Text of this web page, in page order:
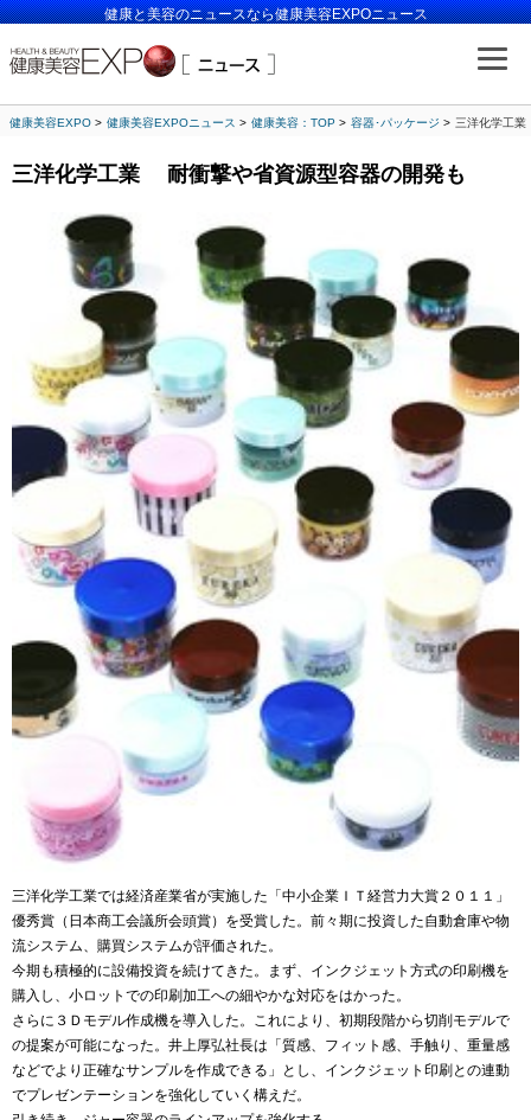
健康と美容のニュースなら健康美容EXPOニュース
健康美容EXPO 健康美容EXPOニュース 健康美容：TOP 容器･パッケージ 三洋化学工
三洋化学工業 耐衝撃や省資源型容器の開発も
三洋化学工業では経済産業省が実施した「中小企業ＩＴ経営力大賞２０１１」
優秀賞（日本商工会議所会頭賞）を受賞した。前々期に投資した自動倉庫や物
流システム、購買システムが評価された。
今期も積極的に設備投資を続けてきた。まず、インクジェット方式の印刷機を
購入し、小ロットでの印刷加工への細やかな対応をはかった。
さらに３Ｄモデル作成機を導入した。これにより、初期段階から切削モデルで
の提案が可能になった。井上厚弘社長は「質感、フィット感、手触り、重量感
などでより正確なサンプルを作成できる」とし、インクジェット印刷との連動
でプレゼンテーションを強化していく構えだ。